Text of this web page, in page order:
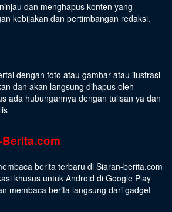
dan menghapus konten yang
kebijakan dan pertimbangan redaksi.
dengan foto atau gambar atau ilustrasi
dan akan langsung dihapus oleh
ada hubungannya dengan tulisan ya dan
berita terbaru di Siaran-berita.com
khusus untuk Android di Google Play
membaca berita langsung dari gadget